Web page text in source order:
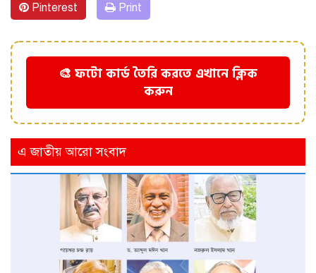
Pinterest Print
🎨 ফটো কার্ড তৈরি করতে এখানে ক্লিক
করুন
এ জাতীয় আরো সংবাদ